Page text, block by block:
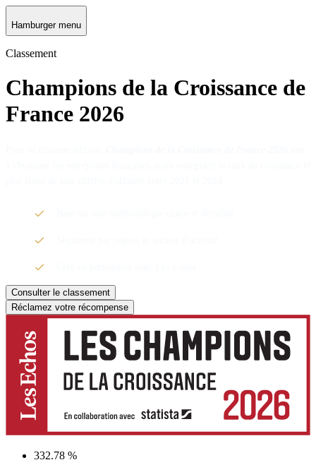
Hamburger menu
Classement
Champions de la Croissance de
France 2026
Consulter le classement
Réclamez votre récompense
332.78 %